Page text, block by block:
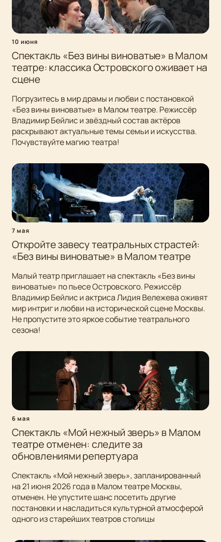
10 июня
Спектакль «Без вины виноватые» в Малом
театре: классика Островского оживает на
сцене
Погрузитесь в мир драмы и любви с постановкой
«Без вины виноватые» в Малом театре. Режиссёр
Владимир Бейлис и звёздный состав актёров
раскрывают актуальные темы семьи и искусства.
Почувствуйте магию театра!
7 мая
Откройте завесу театральных страстей:
«Без вины виноватые» в Малом театре
Малый театр приглашает на спектакль «Без вины
виноватые» по пьесе Островского. Режиссёр
Владимир Бейлис и актриса Лидия Вележева оживят
мир интриг и любви на исторической сцене Москвы.
Не пропустите это яркое событие театрального
сезона!
6 мая
Спектакль «Мой нежный зверь» в Малом
театре отменен: следите за
обновлениями репертуара
Спектакль «Мой нежный зверь», запланированный
на 21 июня 2026 года в Малом театре Москвы,
отменен. Не упустите шанс посетить другие
постановки и насладиться культурной атмосферой
одного из старейших театров столицы